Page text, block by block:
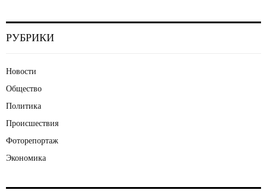
РУБРИКИ
Новости
Общество
Политика
Происшествия
Фоторепортаж
Экономика